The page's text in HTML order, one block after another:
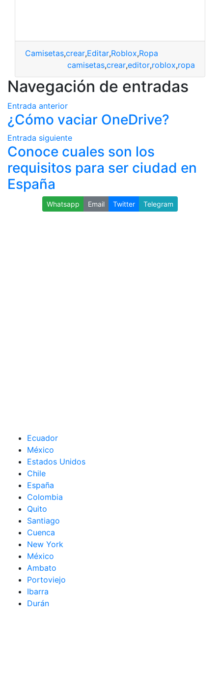
Camisetas,crear,Editar,Roblox,Ropa
camisetas,crear,editor,roblox,ropa
Navegación de entradas
Entrada anterior
¿Cómo vaciar OneDrive?
Entrada siguiente
Conoce cuales son los
requisitos para ser ciudad en
España
Whatsapp Email Twitter Telegram
Ecuador
México
Estados Unidos
Chile
España
Colombia
Quito
Santiago
Cuenca
New York
México
Ambato
Portoviejo
Ibarra
Durán